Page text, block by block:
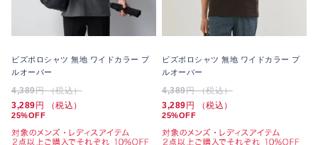
ビズポロシャツ 無地 ワイドカラー プ
ルオーバー
4,389円 （税込）
3,289円 （税込）
25%OFF
ビズポロシャツ 無地 ワイドカラー プ
ルオーバー
4,389円 （税込）
3,289円 （税込）
25%OFF